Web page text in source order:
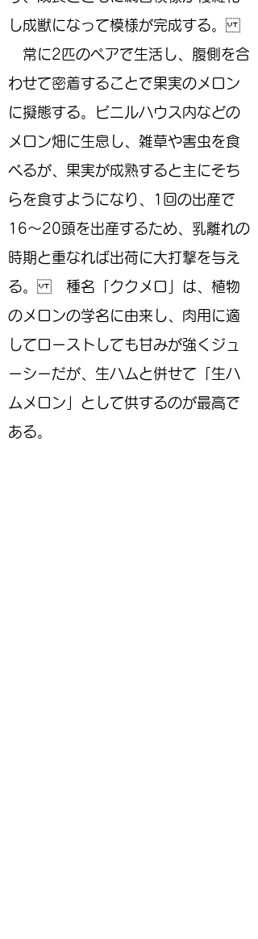
し成獣になって模様が完成する。
常に2匹のペアで生活し、腹側を合
わせて密着することで果実のメロン
に擬態する。ビニルハウス内などの
メロン畑に生息し、雑草や害虫を食
べるが、果実が成熟すると主にそち
らを食すようになり、1回の出産で
16～20頭を出産するため、乳離れの
時期と重なれば出荷に大打撃を与え
る。 種名「ククメロ」は、植物
のメロンの学名に由来し、肉用に適
してローストしても甘みが強くジュ
ーシーだが、生ハムと併せて「生ハ
ムメロン」として供するのが最高で
ある。